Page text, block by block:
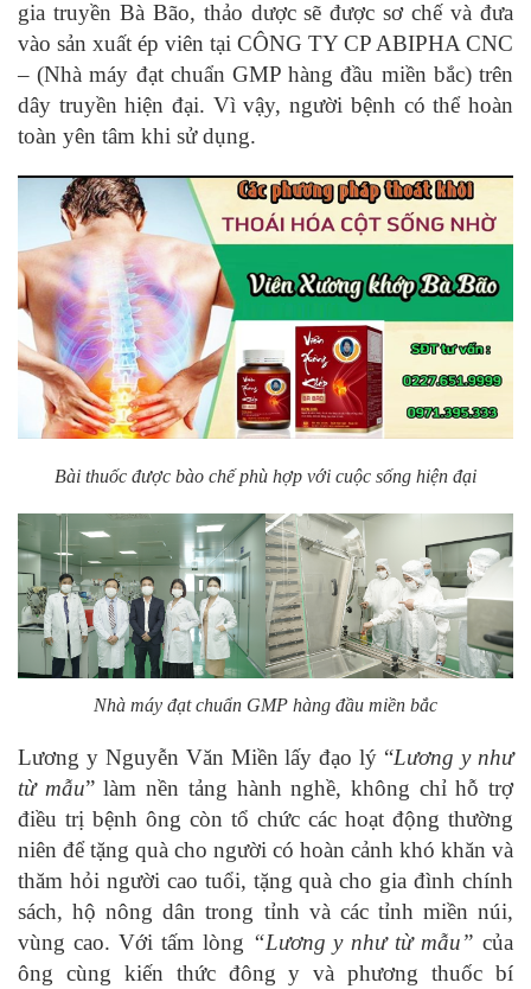
gia truyền Bà Bão, thảo dược sẽ được sơ chế và đưa
vào sản xuất ép viên tại CÔNG TY CP ABIPHA CNC
– (Nhà máy đạt chuẩn GMP hàng đầu miền bắc) trên
dây truyền hiện đại. Vì vậy, người bệnh có thể hoàn
toàn yên tâm khi sử dụng.
Bài thuốc được bào chế phù hợp với cuộc sống hiện đại
Nhà máy đạt chuẩn GMP hàng đầu miền bắc
Lương y Nguyễn Văn Miền lấy đạo lý “Lương y như
từ mẫu” làm nền tảng hành nghề, không chỉ hỗ trợ
điều trị bệnh ông còn tổ chức các hoạt động thường
niên để tặng quà cho người có hoàn cảnh khó khăn và
thăm hỏi người cao tuổi, tặng quà cho gia đình chính
sách, hộ nông dân trong tỉnh và các tỉnh miền núi,
vùng cao. Với tấm lòng “Lương y như từ mẫu”của
ông cùng kiến thức đông y và phương thuốc bí